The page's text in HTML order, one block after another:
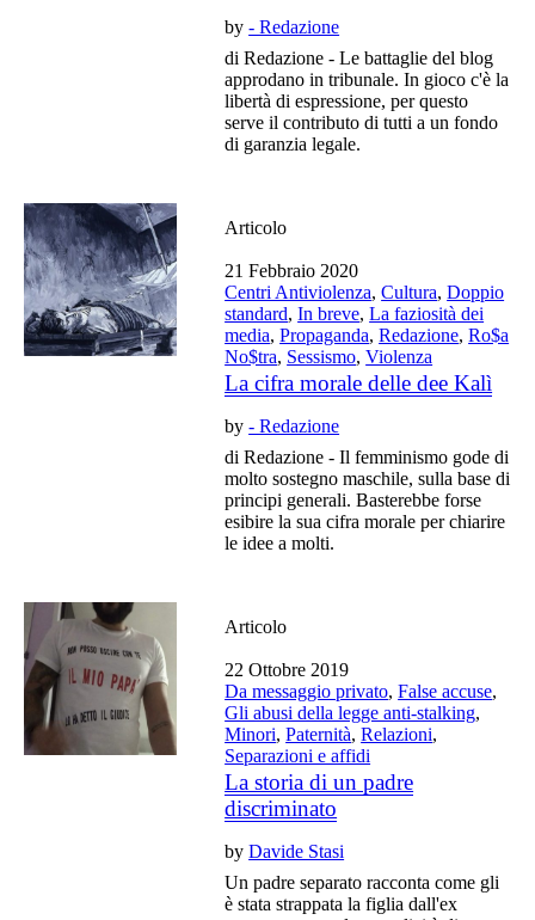
by- Redazione
di Redazione - Le battaglie del blog
approdano in tribunale. In gioco c'è la
libertà di espressione, per questo
serve il contributo di tutti a un fondo
di garanzia legale.
Articolo
21 Febbraio 2020
Centri Antiviolenza,Cultura,Doppio
standard,In breve,La faziosità dei
media,Propaganda,Redazione,Ro$a
No$tra, Sessismo,Violenza
La cifra morale delle dee Kalì
by- Redazione
di Redazione - Il femminismo gode di
molto sostegno maschile, sulla base di
principi generali. Basterebbe forse
esibire la sua cifra morale per chiarire
le idee a molti.
Articolo
22 Ottobre 2019
Da messaggio privato,False accuse,
Gli abusi della legge anti-stalking,
Minori,Paternità,Relazioni,
Separazioni e affidi
La storia di un padre
discriminato
byDavide Stasi
Un padre separato racconta come gli
è stata strappata la figlia dall'ex